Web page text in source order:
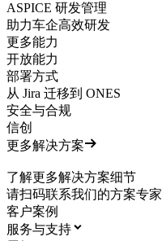
ASPICE 研发管理
助力车企高效研发
更多能力
开放能力
部署方式
从 Jira 迁移到 ONES
安全与合规
信创
更多解决方案
了解更多解决方案细节
请扫码联系我们的方案专家
客户案例
服务与支持